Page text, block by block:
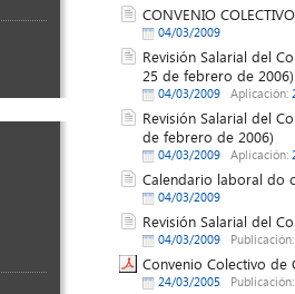
CONVENIO
04/03/2009
Revisión Salarial del
25 de febrero de 2006)
04/03/2009 Aplicación:
Revisión Salarial del
de febrero de 2006)
04/03/2009 Aplicación:
Calendario laboral do
04/03/2009
Revisión Salarial del
04/03/2009
Convenio Colectivo de
24/03/2005